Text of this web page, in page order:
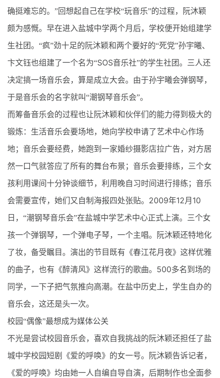
确挺难忘的。”回想起自己在学校“玩音乐”的过程，阮沐颖
颇为感慨。早在进入盐城中学两个月后，学校便开始组建学
生社团。“疯”劲十足的阮沐颖和两个要好的“死党”孙宇曦、
卞文钰也组建了一个名为“SOS音乐社”的学生社团。三人还
决定搞一场音乐会，算是成立大会。由于孙宇曦会弹钢琴，
于是音乐会的名字就叫“潮钢琴音乐会”。
而筹备音乐会的过程也让阮沐颖和伙伴们的能力得到极大的
锻炼：生活音乐会要场地，她向学校申请了艺术中心作场
地；音乐会要经费，她跑到一家婚纱摄影店拉广告，对方居
然一口气就答应了所有的舞台布景；音乐会要排练，三个女
孩利用课间十分钟谈细节，利用晚自习时间进行排练；音乐
会需要宣传，她们又自制海报四处张贴。 2009年12月 10
日，“潮钢琴音乐会”在盐城中学艺术中心正式上演。三个女
孩一个弹钢琴，一个弹电子琴，一个主唱。阮沐颖还特地化
了妆，备受瞩目。演出的节目既有《春江花月夜》这样优雅
的曲子，也有《醉清风》这样流行的歌曲。 500多名到场的
同学，一下子把气氛推向高潮。在盐中历史上，学生自办的
音乐会，这还是头一次。
校园“偶像”最想成为媒体公关
不光是尝试校园音乐会，喜欢自我挑战的阮沐颖还担任了盐
城中学校园短剧《爱的呼唤》的女一号。阮沐颖告诉记者，
《爱的呼唤》均由她一人自编自导自演，后期制作也全面参